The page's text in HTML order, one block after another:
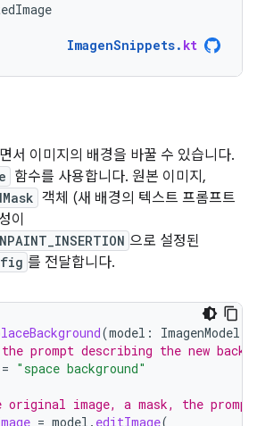
ImagenSnippets. kt
서 이미지의 배경을 바꿀 수 있습니다.
함수를 사용합니다. 원본 이미지,
객체 (새 배경의 텍스트 프롬프트
이
으로 설정된
를 전달합니다.
(model : ImagenModel
prompt describing the new
= "space background"
original image, a mask, the
= model . editImage(